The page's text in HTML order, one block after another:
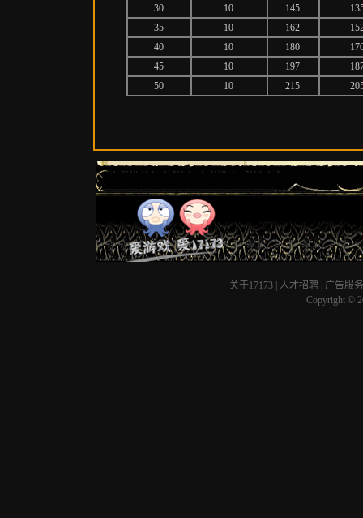
30
10 145
35
10 162
40
10 180
45
10 197
50
10 215
关于17173 人才招聘
广告服务
Copyright ©